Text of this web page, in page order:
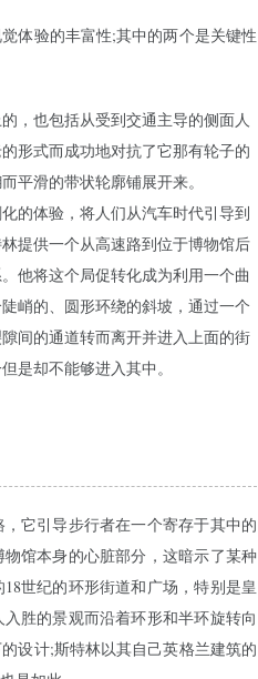
体验的丰富性;其中的两个是关键性
，也包括从受到交通主导的侧面人
形式而成功地对抗了它那有轮子的
平滑的带状轮廓铺展开来。
的体验，将人们从汽车时代引导到
提供一个从高速路到位于博物馆后
他将这个局促转化成为利用一个曲
峭的、圆形环绕的斜坡，通过一个
间的通道转而离开并进入上面的街
是却不能够进入其中。
它引导步行者在一个寄存于其中的
馆本身的心脏部分，这暗示了某种
世纪的环形街道和广场，特别是皇
胜的景观而沿着环形和半环旋转向
设计;斯特林以其自己英格兰建筑的